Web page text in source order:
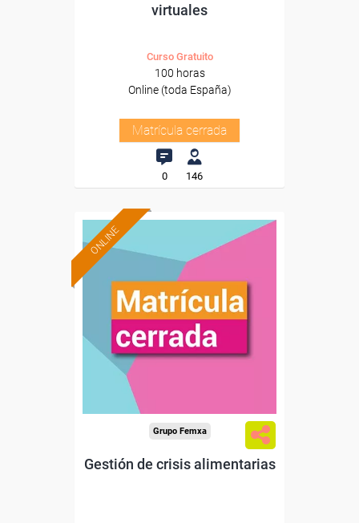
virtuales
Curso Gratuito
100 horas
Online (toda España)
Matrícula cerrada
0 146
ONLINE
Grupo Femxa
Gestión de crisis alimentarias